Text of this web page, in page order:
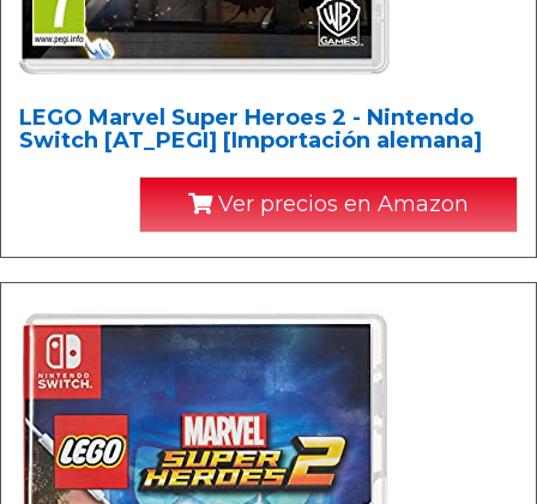
LEGO Marvel Super Heroes 2 - Nintendo
Switch [AT_PEGI] [Importación alemana]
Ver precios en Amazon